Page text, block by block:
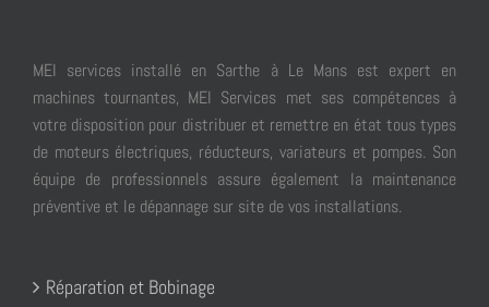
MEI services installé en Sarthe à Le Mans est expert en
machines tournantes, MEI Services met ses compétences à
votre disposition pour distribuer et remettre en état tous types
de moteurs électriques, réducteurs, variateurs et pompes. Son
équipe de professionnels assure également la maintenance
préventive et le dépannage sur site de vos installations.
Réparation et Bobinage